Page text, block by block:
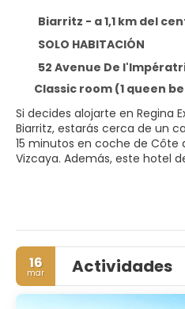
Biarritz - a 1,1 km del
SOLO HABITACIÓN
52 Avenue De
Classic room (1 queen
Si decides alojarte en Regina
Biarritz, estarás cerca de un
15 minutos en coche de Côte
Vizcaya. Además, este hotel de playa se encuentra a
Para un relax sin igual, nada
ofrece masajes,
faciales. Si quieres divertirte
instalaciones recreativas
baño turco y gimnasio. Otros
estilo art decó incluyen
servicios de conserjería y
16
mar Actividades